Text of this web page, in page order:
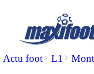
Actu foot> L1 >
:
16/04 L2: le TFC
: